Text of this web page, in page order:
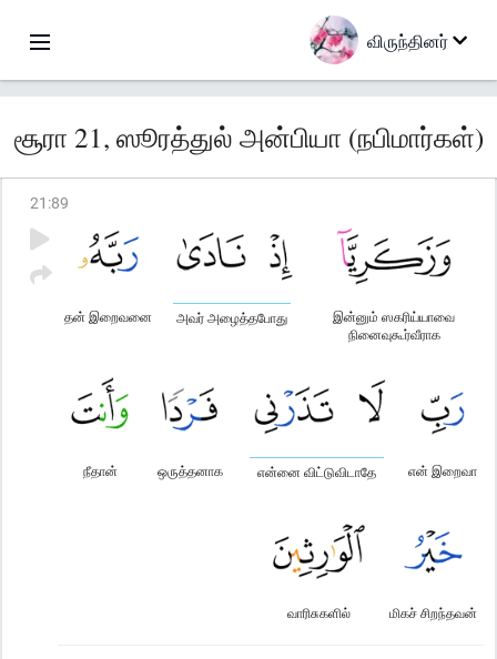
விருந்தினர்
சூரா 21, ஸூரத்துல் அன்பியா (நபிமார்கள்)
21 :89
இன்னும் ஸகரிய்யாவை
நினைவுகூர்வீராக
அவர் அழைத்தபோது
தன் இறைவனை
என் இறைவா
என்னை விட்டுவிடாதே
ஒருத்தனாக
நீதான்
மிகச் சிறந்தவன்
வாரிசுகளில்